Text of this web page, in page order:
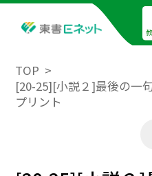
TOP
[20-25][小説２]最後の一
プリント